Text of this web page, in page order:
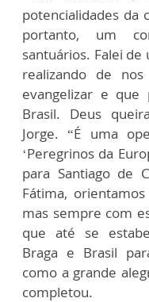
potencialidades da
portanto, um
santuários. Falei
realizando de
evangelizar e
Brasil. Deus
Jorge. “É uma
‘Peregrinos da
para Santiago de
Fátima,
mas sempre com
que até se
Braga e Brasil
como a grande
completou.